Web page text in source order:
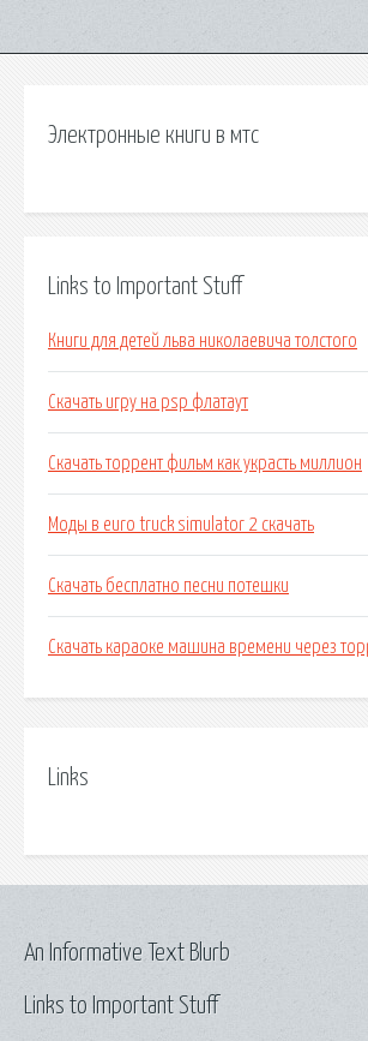
Электронные книги в мтс
Links to Important Stuff
Книги для детей льва николаевича толстого
Скачать игру на psp флатаут
Скачать торрент фильм как украсть миллион
Моды в euro truck simulator 2 скачать
Скачать бесплатно песни потешки
Скачать караоке машина времени через
Links
Links to Important Stuff
An Informative Text Blurb